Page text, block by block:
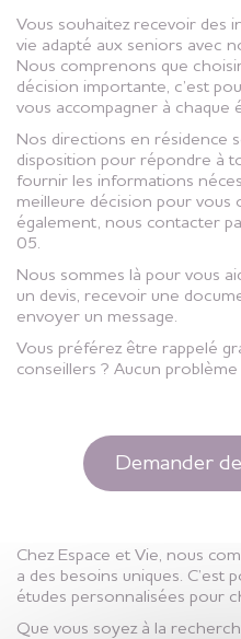
Vous souhaitez recevoir des
vie adapté aux seniors avec
Nous comprenons que
décision importante, c’est
vous accompagner à chaque
Nos directions en résidence
disposition pour répondre à
fournir les informations
meilleure décision pour vous
également, nous contacter
05.
Nous sommes là pour vous
un devis, recevoir une
envoyer un message.
Vous préférez être rappelé
conseillers ? Aucun problème
Demander
Chez Espace et Vie, nous
a des besoins uniques. C’est
études personnalisées pour
Que vous soyez à la